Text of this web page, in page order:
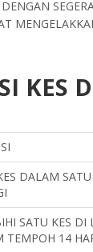
KES
DALAM
SATU KES DI
TEMPOH 14